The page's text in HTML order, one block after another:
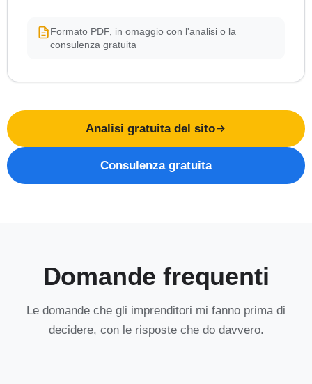
Formato PDF, in omaggio con l'analisi o la
consulenza gratuita
Analisi gratuita del sito
Consulenza gratuita
Domande frequenti
Le domande che gli imprenditori mi fanno prima di
decidere, con le risposte che do davvero.